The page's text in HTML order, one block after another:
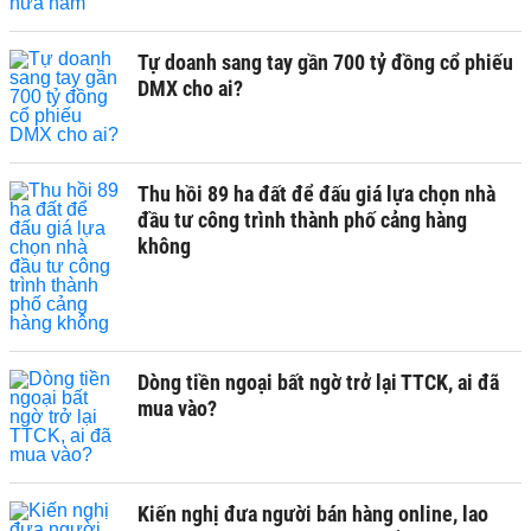
Tự doanh sang tay gần 700 tỷ đồng cổ phiếu
DMX cho ai?
Thu hồi 89 ha đất để đấu giá lựa chọn nhà
đầu tư công trình thành phố cảng hàng
không
Dòng tiền ngoại bất ngờ trở lại TTCK, ai đã
mua vào?
Kiến nghị đưa người bán hàng online, lao